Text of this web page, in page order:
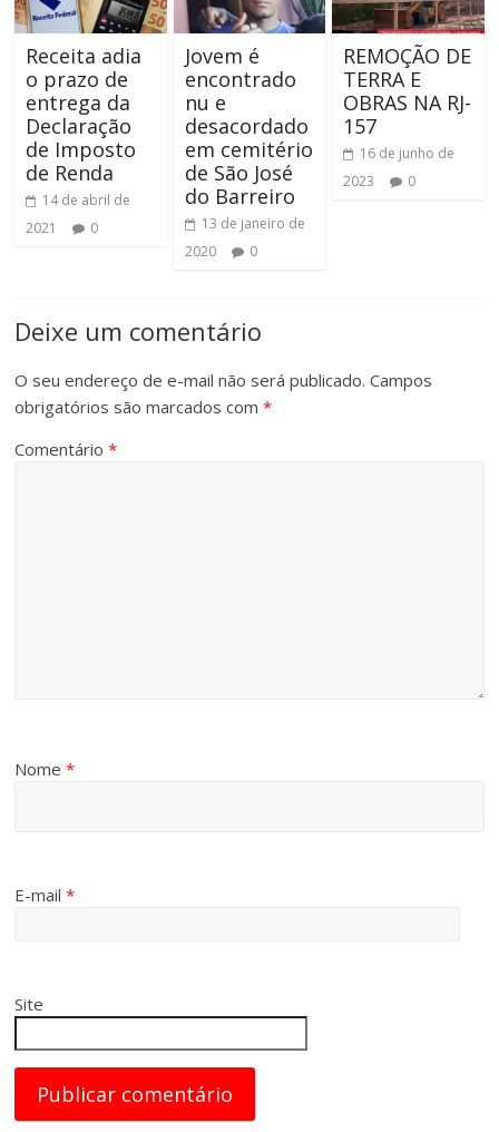
Receita adia
o prazo de
entrega da
Declaração
de Imposto
de Renda
14 de abril de
2021
0
Jovem é
encontrado
nu e
desacordado
em cemitério
de São José
do Barreiro
13 de janeiro de
2020
0
REMOÇÃO DE
TERRA E
OBRAS NA RJ-
157
16 de junho de
2023
0
Deixe um comentário
O seu endereço de e-mail não será publicado. Campos
obrigatórios são marcados com*
Comentário*
Nome*
E-mail*
Site